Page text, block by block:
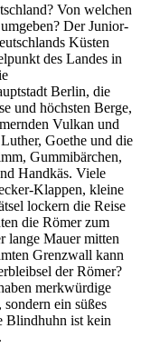
Von welchen
Der Junior-
Küsten
des Landes in
Berlin, die
und höchsten Berge,
Vulkan und
Goethe und die
Gummibärchen,
Handkäs. Viele
Klappen, kleine
lockern die Reise
die Römer zum
lange Mauer mitten
Grenzwall kann
der Römer?
merkwürdige
ein süßes
Blindhuhn ist kein